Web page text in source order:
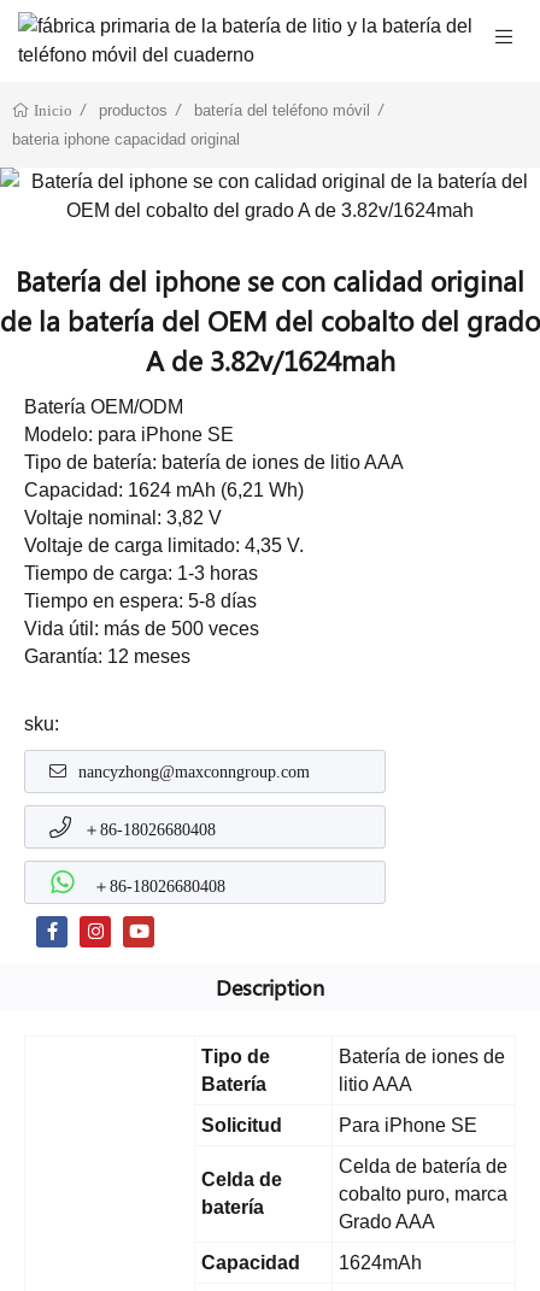
Inicio productos
batería del teléfono móvil
bateria iphone capacidad original
Batería del iphone se con calidad original
de la batería del OEM del cobalto del grado
A de 3.82v/1624mah
Batería OEM/ODM
Modelo: para iPhone SE
Tipo de batería: batería de iones de litio AAA
Capacidad: 1624 mAh (6,21 Wh)
Voltaje nominal: 3,82 V
Voltaje de carga limitado: 4,35 V.
Tiempo de carga: 1-3 horas
Tiempo en espera: 5-8 días
Vida útil: más de 500 veces
Garantía: 12 meses
sku:
nancyzhong@maxconngroup.com
＋86-18026680408
＋86-18026680408
Description
Tipo de
Batería
Batería de iones de
litio AAA
Solicitud
Para iPhone SE
Celda de
batería
Celda de batería de
cobalto puro, marca
Grado AAA
Capacidad
1624mAh